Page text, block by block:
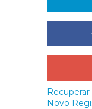
Recuperar
Novo